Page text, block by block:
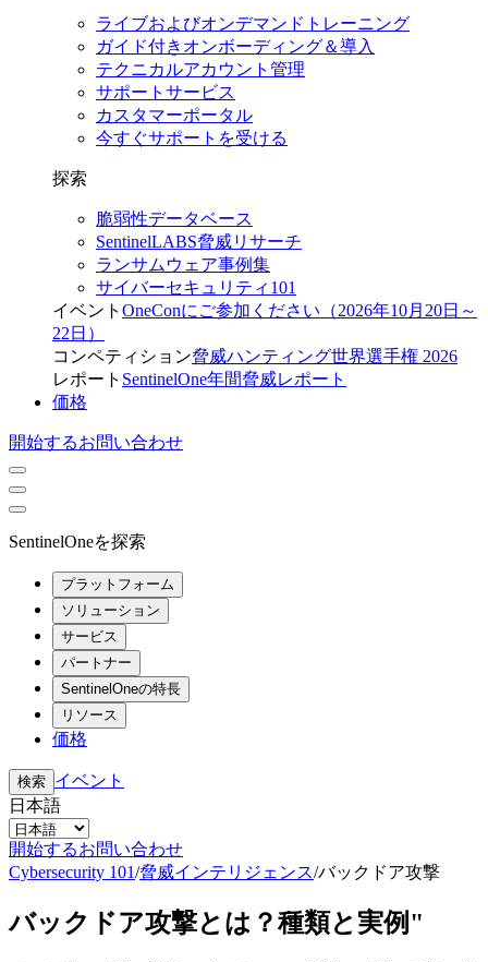
ライブおよびオンデマンドトレーニング
ガイド付きオンボーディング＆導入
テクニカルアカウント管理
サポートサービス
カスタマーポータル
今すぐサポートを受ける
探索
脆弱性データベース
SentinelLABS脅威リサーチ
ランサムウェア事例集
サイバーセキュリティ101
イベント OneConにご参加ください（2026年10月20日～
22日）
コンペティション脅威ハンティング世界選手権 2026
レポート SentinelOne年間脅威レポート
価格
開始するお問い合わせ
SentinelOneを探索
プラットフォーム
ソリューション
サービス
パートナー
SentinelOneの特長
リソース
価格
検索 イベント
日本語
開始するお問い合わせ
Cybersecurity 101/脅威インテリジェンス/バックドア攻撃
バックドア攻撃とは？種類と実例"